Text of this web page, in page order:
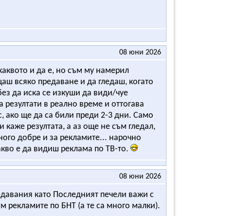
08 юни 2026
и да е, но съм му намерил
всяко предаване и да гледаш, когато
да иска се изкуши да види/чуе
в реално време и оттогава
ако ще да са били преди 2-3 дни. Само
резултата, а аз още не съм гледал,
добре и за рекламите... нарочно
е да видиш реклама по ТВ-то.
08 юни 2026
като Последният печели важи с
рекламите по БНТ (а те са много малки).